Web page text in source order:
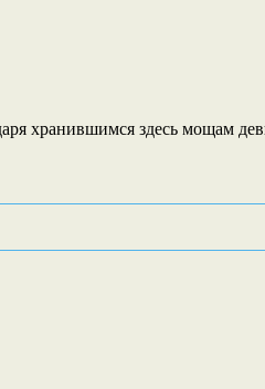
хранившимся здесь мощам